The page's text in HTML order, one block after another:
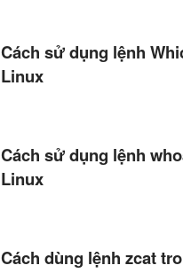
Cách sử dụng lệnh
Linux
Cách sử dụng lệnh
Linux
Cách dùng lệnh zcat